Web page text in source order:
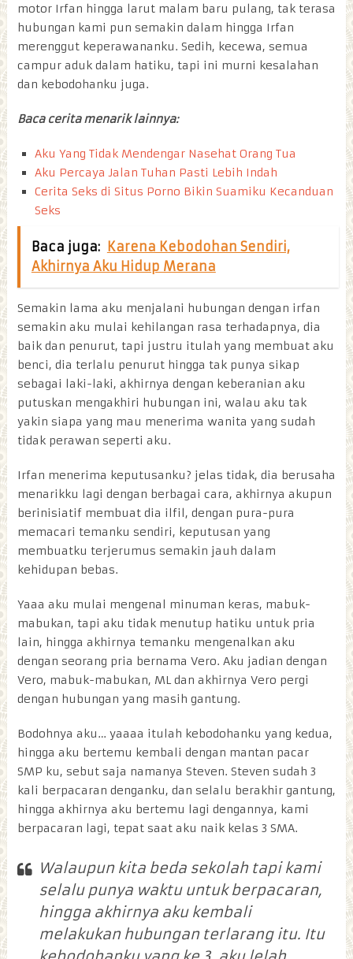
motor Irfan hingga larut malam baru pulang, tak terasa
hubungan kami pun semakin dalam hingga Irfan
merenggut keperawananku. Sedih, kecewa, semua
campur aduk dalam hatiku, tapi ini murni kesalahan
dan kebodohanku juga.
Baca cerita menarik lainnya:
Aku Yang Tidak Mendengar Nasehat Orang Tua
Aku Percaya Jalan Tuhan Pasti Lebih Indah
Cerita Seks di Situs Porno Bikin Suamiku Kecanduan
Seks
Baca juga: Karena Kebodohan Sendiri,
Akhirnya Aku Hidup Merana
Semakin lama aku menjalani hubungan dengan irfan
semakin aku mulai kehilangan rasa terhadapnya, dia
baik dan penurut, tapi justru itulah yang membuat aku
benci, dia terlalu penurut hingga tak punya sikap
sebagai laki-laki, akhirnya dengan keberanian aku
putuskan mengakhiri hubungan ini, walau aku tak
yakin siapa yang mau menerima wanita yang sudah
tidak perawan seperti aku.
Irfan menerima keputusanku? jelas tidak, dia berusaha
menarikku lagi dengan berbagai cara, akhirnya akupun
berinisiatif membuat dia ilfil, dengan pura-pura
memacari temanku sendiri, keputusan yang
membuatku terjerumus semakin jauh dalam
kehidupan bebas.
Yaaa aku mulai mengenal minuman keras, mabuk-
mabukan, tapi aku tidak menutup hatiku untuk pria
lain, hingga akhirnya temanku mengenalkan aku
dengan seorang pria bernama Vero. Aku jadian dengan
Vero, mabuk-mabukan, ML dan akhirnya Vero pergi
dengan hubungan yang masih gantung.
Bodohnya aku… yaaaa itulah kebodohanku yang kedua,
hingga aku bertemu kembali dengan mantan pacar
SMP ku, sebut saja namanya Steven. Steven sudah 3
kali berpacaran denganku, dan selalu berakhir gantung,
hingga akhirnya aku bertemu lagi dengannya, kami
berpacaran lagi, tepat saat aku naik kelas 3 SMA.
Walaupun kita beda sekolah tapi kami
selalu punya waktu untuk berpacaran,
hingga akhirnya aku kembali
melakukan hubungan terlarang itu. Itu